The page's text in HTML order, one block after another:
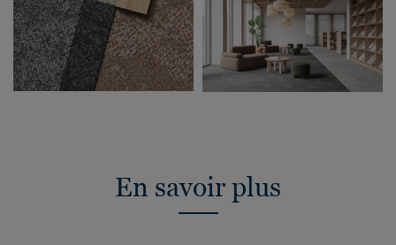
En savoir plus